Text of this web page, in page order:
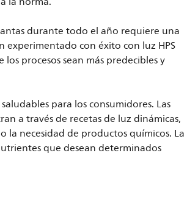
durante todo el año requiere una
con éxito con luz HPS
procesos sean más predecibles y
para los consumidores. Las
a través de recetas de luz dinámicas,
necesidad de productos químicos. La
que desean determinados